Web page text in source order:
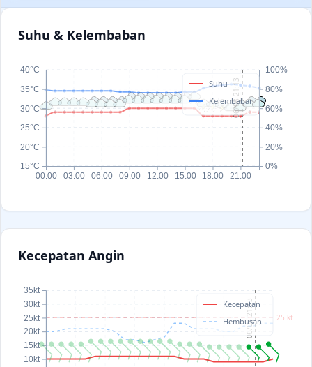
Suhu & Kelembaban
06/08 21:13
00:00 03:00 06:00 09:00 12:00 15:00 18:00 21:00
15°C
20°C
25°C
30°C
35°C
40°C
0%
20%
40%
60%
80%
100%
Suhu
Kelembaban
Kecepatan Angin
25 kt
10kt
15kt
20kt
25kt
30kt
35kt
06/08 21:13
Kecepatan
Hembusan